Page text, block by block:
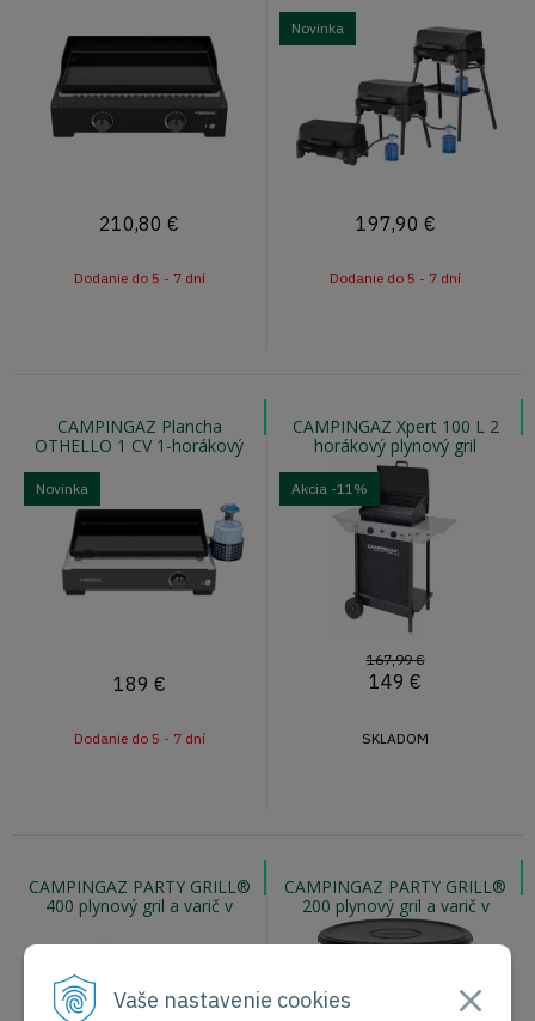
Vaše nastavenie cookies
210,80 €
Dodanie do 5 - 7 dní
Novinka
197,90 €
Dodanie do 5 - 7 dní
CAMPINGAZ Plancha
OTHELLO 1 CV 1-horákový
Novinka
189 €
Dodanie do 5 - 7 dní
CAMPINGAZ Xpert 100 L 2
horákový plynový gril
Akcia -11%
167,99 €
149 €
SKLADOM
CAMPINGAZ PARTY GRILL®
400 plynový gril a varič v
jednom na PB fľašu
CAMPINGAZ PARTY GRILL®
200 plynový gril a varič v
jednom na kartuše